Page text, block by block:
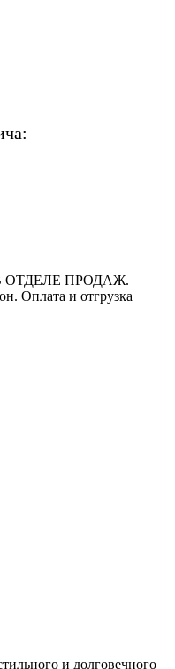
ОТДЕЛЕ ПРОДАЖ.
Оплата и отгрузка
и долговечного